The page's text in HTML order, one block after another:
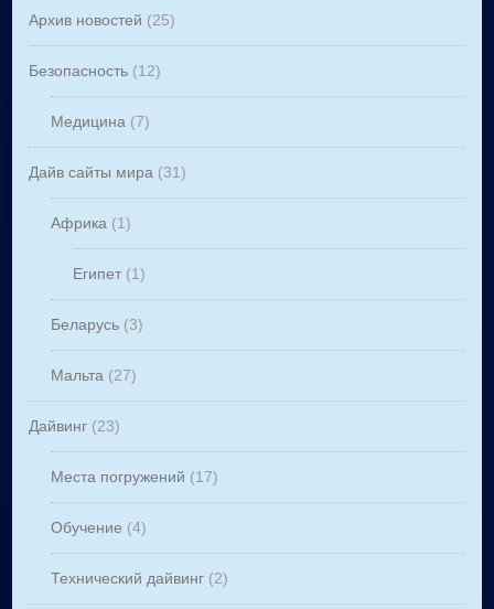
Архив новостей (25)
Безопасность (12)
Медицина (7)
Дайв сайты мира (31)
Африка (1)
Египет (1)
Беларусь (3)
Мальта (27)
Дайвинг (23)
Места погружений (17)
Обучение (4)
Технический дайвинг (2)